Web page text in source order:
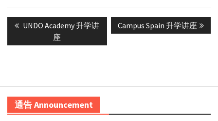
navigation
Previous
UNDO Academy 升学讲
座
Next
post:
Campus Spain 升学讲座
通告 Announcement